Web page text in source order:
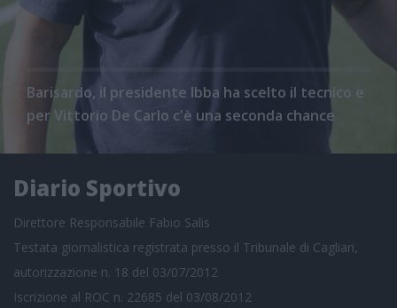
Barisardo, il presidente Ibba ha scelto il tecnico e
per Vittorio De Carlo c'è una seconda chance
Diario Sportivo
Direttore Responsabile Fabio Salis
Testata giornalistica registrata presso il Tribunale di Cagliari,
autorizzazione n. 18 del 03/07/2012
Iscrizione al ROC n. 22685 del 03/08/2012